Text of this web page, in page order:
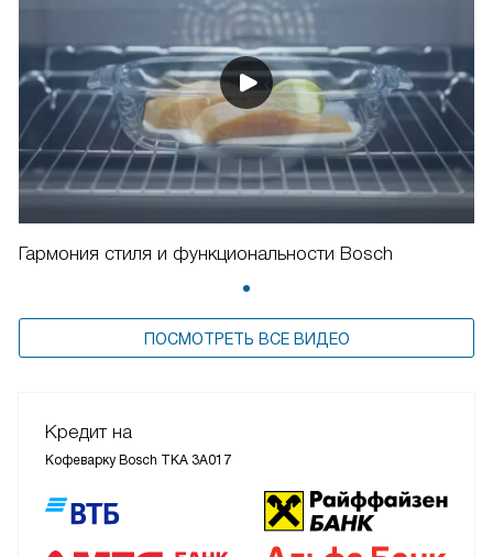
Гармония стиля и функциональности Bosch
ПОСМОТРЕТЬ ВСЕ ВИДЕО
Кредит на
Кофеварку Bosch TKA 3A017